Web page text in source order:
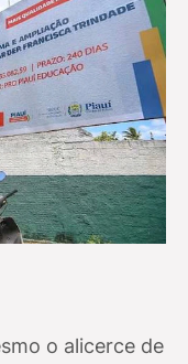
o alicerce de